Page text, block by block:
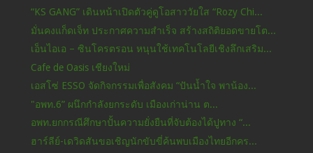
“KS GANG” เดินหน้าเปิดตัวคู่ดูโอสาววัยใส “Rozy Chi...
มั่นคงแก็ดเจ็ท ประกาศความสำเร็จ สร้างสถิติยอดขายโต...
เอ็นไอเอ – ซินโครตรอน หนุนใช้เทคโนโลยีเชิงลึกเสริม...
Cafe de Oasis เชียงใหม่
เอสโซ่ ESSO จัดกิจกรรมเพื่อสังคม “ปันน้ำใจ พาน้อง...
"อพท.6” ผนึกกำลังยกระดับ เมืองเก่าน่าน ต...
อพท.ยกกรณีศึกษาปั้นความยั่งยืนที่จับต้องได้ปูทาง “...
ฮาร์ลีย์-เดวิดสันขอเชิญนักขับขี่ค้นพบเมืองไทยอีกคร...